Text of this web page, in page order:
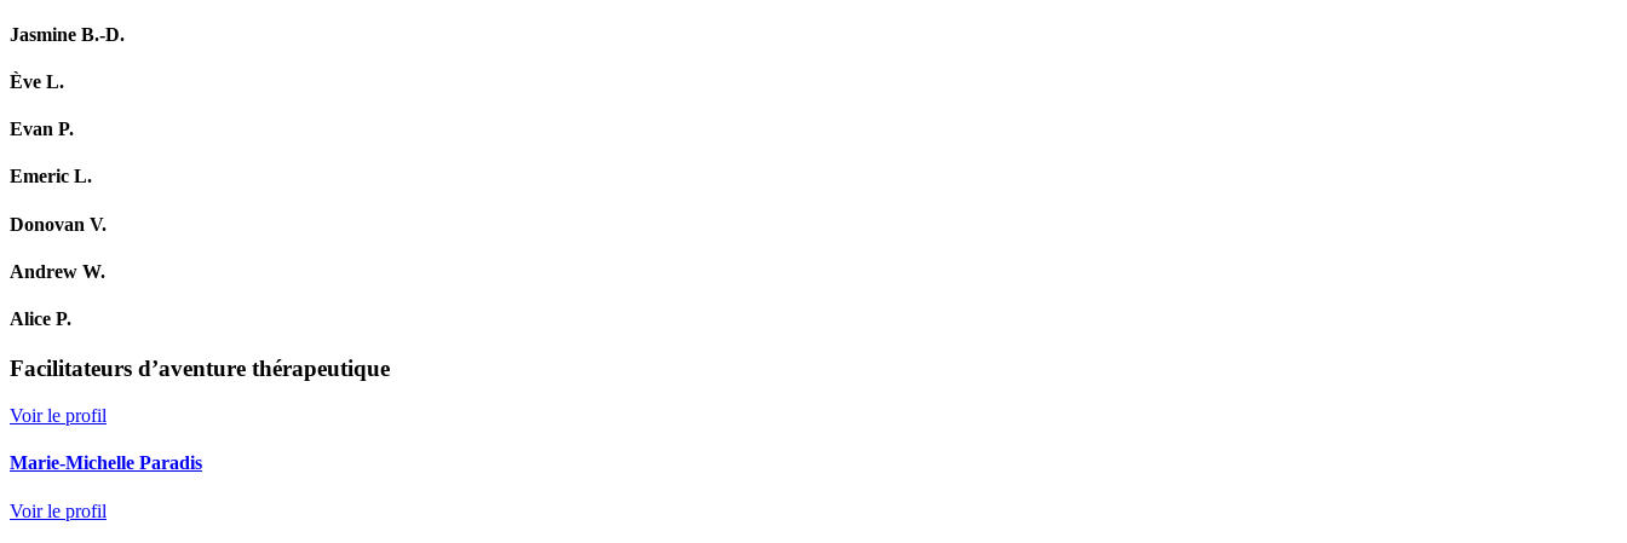
Jasmine B.-D.
Ève L.
Evan P.
Emeric L.
Donovan V.
Andrew W.
Alice P.
Facilitateurs d’aventure thérapeutique
Voir le profil
Marie-Michelle Paradis
Voir le profil